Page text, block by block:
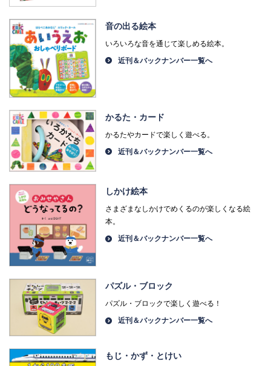
音の出る絵本
いろいろな音を通じて楽しめる絵本。
近刊＆バックナンバー一覧へ
かるた・カード
かるたやカードで楽しく遊べる。
近刊＆バックナンバー一覧へ
しかけ絵本
さまざまなしかけでめくるのが楽しくなる絵
本。
近刊＆バックナンバー一覧へ
パズル・ブロック
パズル・ブロックで楽しく遊べる！
近刊＆バックナンバー一覧へ
もじ・かず・とけい